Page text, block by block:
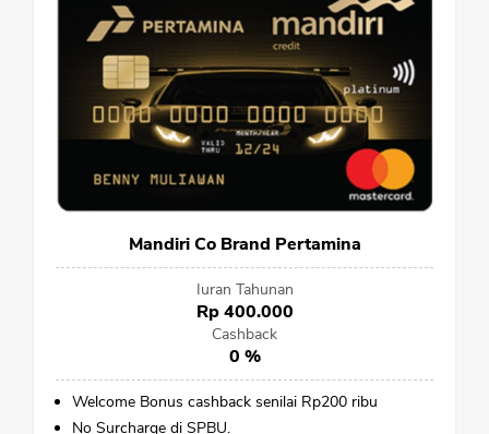
Mandiri Co Brand Pertamina
Iuran Tahunan
Rp 400.000
Cashback
0 %
Welcome Bonus cashback senilai Rp200 ribu
No Surcharge di SPBU.